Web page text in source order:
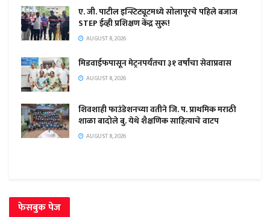
ए. जी. पाटील इन्स्टिट्यूटमध्ये सोलापूरचे पहिले बजाज
STEP ईव्ही प्रशिक्षण केंद्र सुरू!
AUGUST 8, 2026
मिडवाईफपासून मेट्रनपर्यंतचा ३१ वर्षांचा सेवाप्रवास
AUGUST 8, 2026
शिवशाही फाउंडेशनच्या वतीने जि. प. प्राथमिक मराठी
शाळा बादोले बु. येथे शैक्षणिक साहित्याचे वाटप
AUGUST 8, 2026
फेसबुक पेज